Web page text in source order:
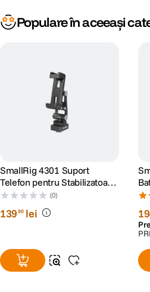
Populare în aceeași
SmallRig 4301 Suport
Telefon pentru Stabilizatoare
DJI
(0)
13990 lei